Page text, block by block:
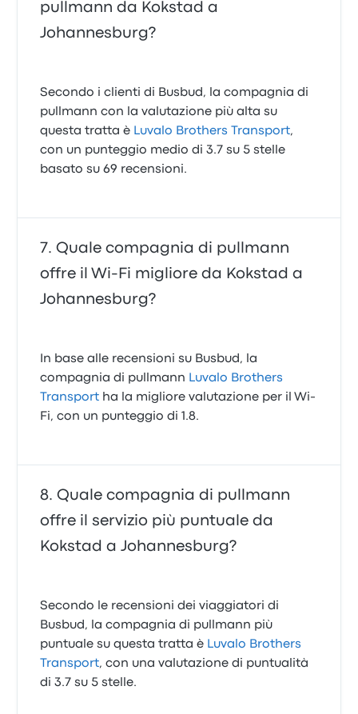
pullmann da Kokstad a
Johannesburg?
Secondo i clienti di Busbud, la compagnia di
pullmann con la valutazione più alta su
questa tratta è Luvalo Brothers Transport,
con un punteggio medio di 3.7 su 5 stelle
basato su 69 recensioni.
Quale compagnia di pullmann
offre il Wi‑Fi migliore da Kokstad a
Johannesburg?
In base alle recensioni su Busbud, la
compagnia di pullmann Luvalo Brothers
Transport ha la migliore valutazione per il Wi-
Fi, con un punteggio di 1.8.
Quale compagnia di pullmann
offre il servizio più puntuale da
Kokstad a Johannesburg?
Secondo le recensioni dei viaggiatori di
Busbud, la compagnia di pullmann più
puntuale su questa tratta è Luvalo Brothers
Transport, con una valutazione di puntualità
di 3.7 su 5 stelle.